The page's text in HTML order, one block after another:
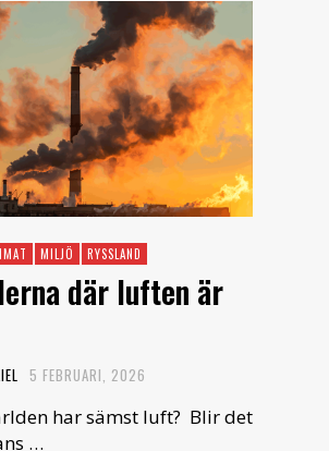
MILJÖ RYSSLAND
där luften är
5 FEBRUARI, 2026
har sämst luft? Blir det
…